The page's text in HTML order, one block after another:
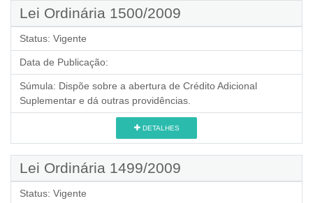
Lei Ordinária 1500/2009
Status: Vigente
Data de Publicação:
Súmula: Dispõe sobre a abertura de Crédito Adicional
Suplementar e dá outras providências.
DETALHES
Lei Ordinária 1499/2009
Status: Vigente